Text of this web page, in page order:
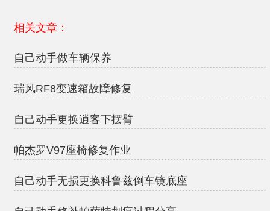
相关文章：
自己动手做车辆保养
瑞风RF8变速箱故障修复
自己动手更换逍客下摆臂
帕杰罗V97座椅修复作业
自己动手无损更换科鲁兹倒车镜底座